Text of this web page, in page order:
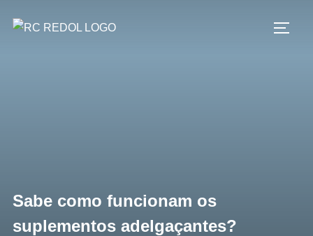
Sabe como funcionam os
suplementos adelgaçantes?